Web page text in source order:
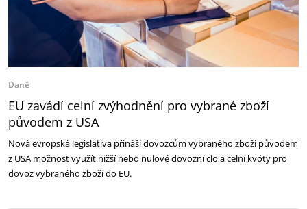
Daně
EU zavádí celní zvýhodnění pro vybrané zboží
původem z USA
Nová evropská legislativa přináší dovozcům vybraného zboží původem
z USA možnost využít nižší nebo nulové dovozní clo a celní kvóty pro
dovoz vybraného zboží do EU.